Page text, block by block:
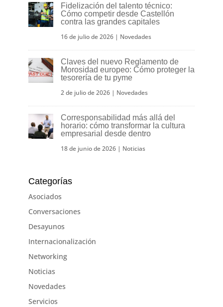
Fidelización del talento técnico:
Cómo competir desde Castellón
contra las grandes capitales
16 de julio de 2026| Novedades
Claves del nuevo Reglamento de
Morosidad europeo: Cómo proteger la
tesorería de tu pyme
2 de julio de 2026| Novedades
Corresponsabilidad más allá del
horario: cómo transformar la cultura
empresarial desde dentro
18 de junio de 2026| Noticias
Categorías
Asociados
Conversaciones
Desayunos
Internacionalización
Networking
Noticias
Novedades
Servicios